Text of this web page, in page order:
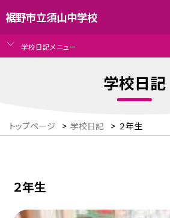
裾野市立須山中学校
学校日記メニュー
学校日記
トップページ > 学校日記 > ２年生
２年生